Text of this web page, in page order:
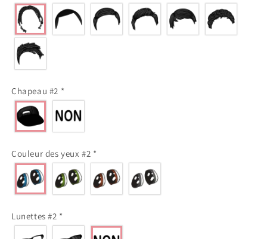
Chapeau #2 *
Couleur des yeux #2 *
Lunettes #2 *